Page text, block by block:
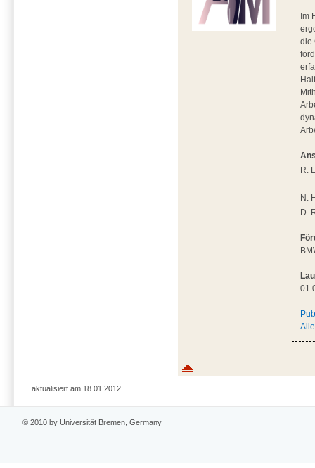
Im
die
R.
N.
D.
aktualisiert am 18.01.2012
© 2010 by Universität Bremen, Germany